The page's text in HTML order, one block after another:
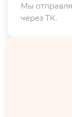
Мы
через ТК.